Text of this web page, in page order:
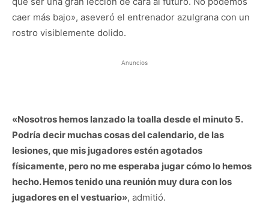
caer más bajo», aseveró el entrenador azulgrana con un
rostro visiblemente dolido.
Anuncios
«Nosotros hemos lanzado la toalla desde el minuto 5.
Podría decir muchas cosas del calendario, de las
lesiones, que mis jugadores estén agotados
físicamente, pero no me esperaba jugar cómo lo hemos
hecho. Hemos tenido una reunión muy dura con los
jugadores en el vestuario», admitió.